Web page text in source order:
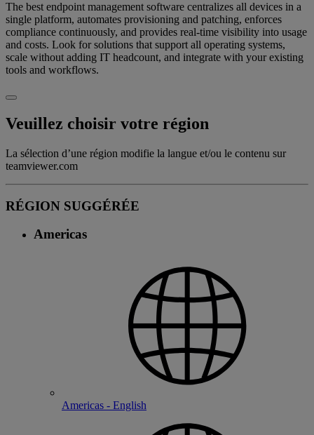
The best endpoint management software centralizes all devices in a
single platform, automates provisioning and patching, enforces
compliance continuously, and provides real-time visibility into usage
and costs. Look for solutions that support all operating systems,
scale without adding IT headcount, and integrate with your existing
tools and workflows.
Veuillez choisir votre région
La sélection d’une région modifie la langue et/ou le contenu sur
teamviewer.com
RÉGION SUGGÉRÉE
Americas
Americas - English